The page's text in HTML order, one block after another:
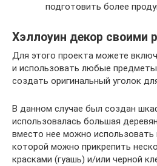
подготовить более
Хэллоуин декор своими
Для этого проекта можете
и использовать любые
создать оригинальный уголок
В данном случае был создан
использовалась большая
вместо нее можно использовать
которой можно прикрепить
красками (гуашь) и/или черной